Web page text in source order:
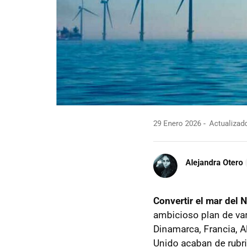
29 Enero 2026
Alejandra Otero
Convertir el mar del
ambicioso plan de
Dinamarca, Francia,
Unido acaban de